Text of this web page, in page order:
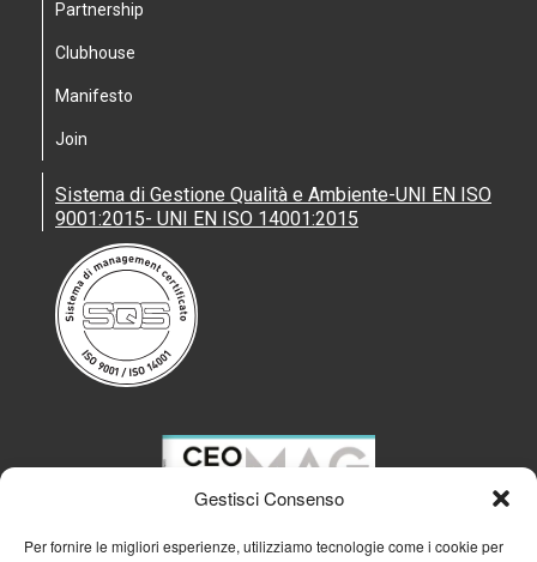
Gestisci Consenso
Per fornire le migliori esperienze, utilizziamo tecnologie come i cookie per
Partnership
Clubhouse
Manifesto
Join
Sistema di Gestione Qualità e Ambiente-UNI EN ISO
9001:2015- UNI EN ISO 14001:2015